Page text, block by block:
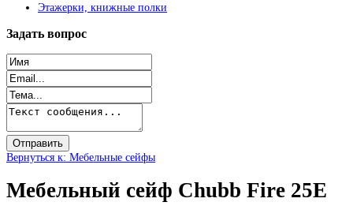
Этажерки, книжные полки
Задать вопрос
Вернуться к: Мебельные сейфы
Мебельный сейф Chubb Fire 25E